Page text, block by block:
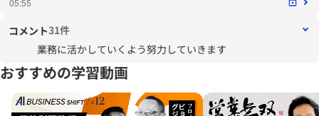
05:55
コメント31件
業務に活かしていくよう努力していきます
おすすめの学習動画